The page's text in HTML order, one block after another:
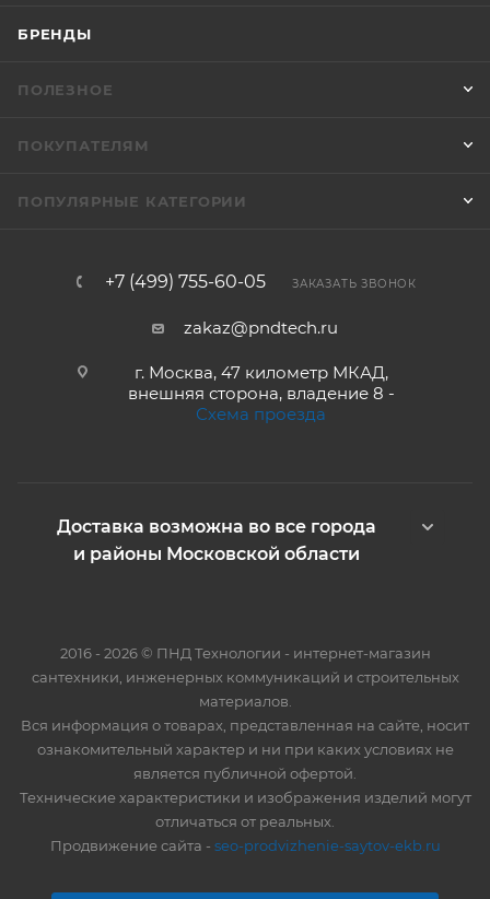
БРЕНДЫ
ПОЛЕЗНОЕ
ПОКУПАТЕЛЯМ
ПОПУЛЯРНЫЕ КАТЕГОРИИ
+7 (499) 755-60-05 ЗАКАЗАТЬ ЗВОНОК
zakaz@pndtech.ru
г. Москва, 47 километр МКАД,
внешняя сторона, владение 8 -
Схема проезда
Доставка возможна во все города
и районы Московской области
2016 - 2026 © ПНД Технологии - интернет-магазин
сантехники, инженерных коммуникаций и строительных
материалов.
Вся информация о товарах, представленная на сайте, носит
ознакомительный характер и ни при каких условиях не
является публичной офертой.
Технические характеристики и изображения изделий могут
отличаться от реальных.
Продвижение сайта - seo-prodvizhenie-saytov-ekb.ru